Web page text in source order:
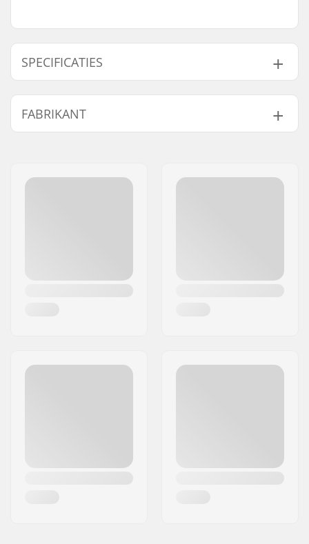
SPECIFICATIES
Lengte:
85cm (33.465'')
Hoogte:
Breedte:
40cm (15.748'')
FABRIKANT